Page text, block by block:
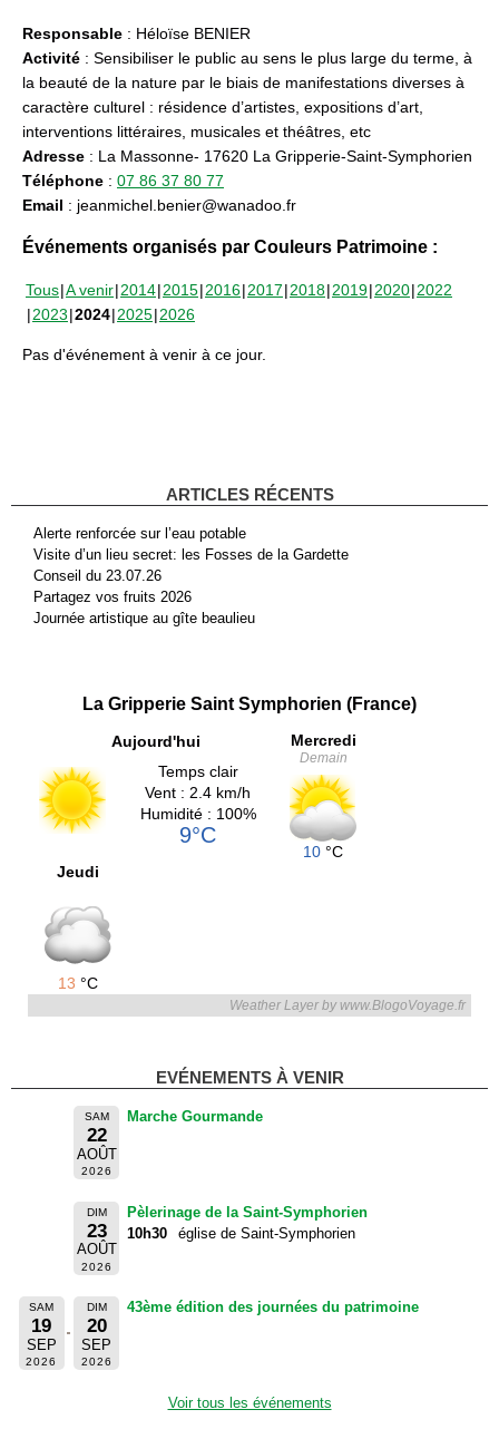
Responsable : Héloïse BENIER
Activité : Sensibiliser le public au sens le plus large du terme, à
la beauté de la nature par le biais de manifestations diverses à
caractère culturel : résidence d’artistes, expositions d’art,
interventions littéraires, musicales et théâtres, etc
Adresse : La Massonne- 17620 La Gripperie-Saint-Symphorien
Téléphone : 07 86 37 80 77
Email : jeanmichel.benier@wanadoo.fr
Événements organisés par Couleurs Patrimoine :
Tous A venir 2014 2015 2016 2017 2018 2019 2020 2022
2023 2024 2025 2026
Pas d'événement à venir à ce jour.
ARTICLES RÉCENTS
Alerte renforcée sur l’eau potable
Visite d’un lieu secret: les Fosses de la Gardette
Conseil du 23.07.26
Partagez vos fruits 2026
Journée artistique au gîte beaulieu
La Gripperie Saint Symphorien (France)
Aujourd'hui
Temps clair
Vent : 2.4 km/h
Humidité : 100%
9°C
Mercredi
Demain
10 °C
Jeudi
13 °C
Weather Layer by www.BlogoVoyage.fr
EVÉNEMENTS À VENIR
SAM
22
AOÛT
2026
Marche Gourmande
DIM
23
AOÛT
2026
Pèlerinage de la Saint-Symphorien
10h30
église de Saint-Symphorien
SAM
19
SEP
2026
DIM
20
SEP
2026
43ème édition des journées du patrimoine
Voir tous les événements